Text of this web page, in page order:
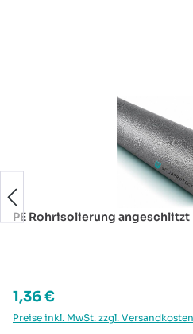
PE Rohrisolierung angeschlitzt
Regulärer Preis:
1,36 €
Preise inkl. MwSt. zzgl. Versandkosten